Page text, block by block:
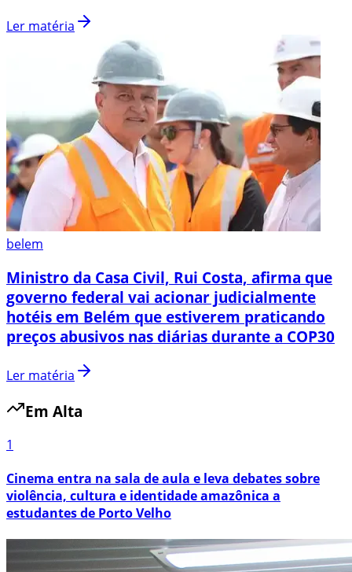
Ler matéria
belem
Ministro da Casa Civil, Rui Costa, afirma que
governo federal vai acionar judicialmente
hotéis em Belém que estiverem praticando
preços abusivos nas diárias durante a COP30
Ler matéria
Em Alta
1
Cinema entra na sala de aula e leva debates sobre
violência, cultura e identidade amazônica a
estudantes de Porto Velho